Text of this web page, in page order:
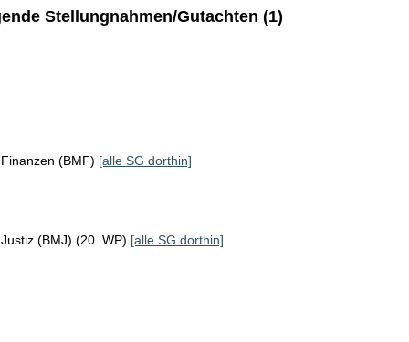
Stellungnahmen/Gutachten (1)
(BMF) [alle SG dorthin]
(BMJ) (20. WP) [alle SG dorthin]